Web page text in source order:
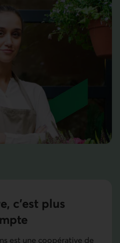
c’est plus
est une coopérative de